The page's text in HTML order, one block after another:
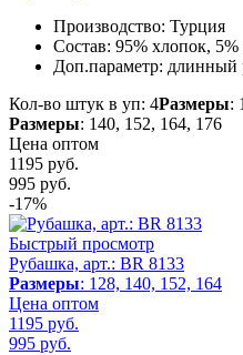
Производство: Турция
Состав: 95% хлопок, 5%
Доп.параметр: длинный
Кол-во штук в уп: 4Размеры:
Размеры: 140, 152, 164, 176
Цена оптом
1195 руб.
995 руб.
-17%
Быстрый просмотр
Рубашка, арт.: BR 8133
Размеры: 128, 140, 152, 164
Цена оптом
1195 руб.
995 руб.